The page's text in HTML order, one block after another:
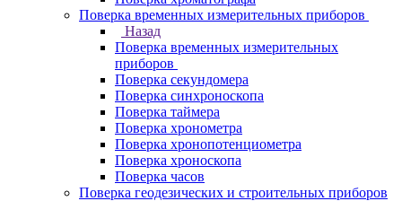
Поверка временных измерительных приборов
Назад
Поверка временных измерительных
приборов
Поверка секундомера
Поверка синхроноскопа
Поверка таймера
Поверка хронометра
Поверка хронопотенциометра
Поверка хроноскопа
Поверка часов
Поверка геодезических и строительных приборов